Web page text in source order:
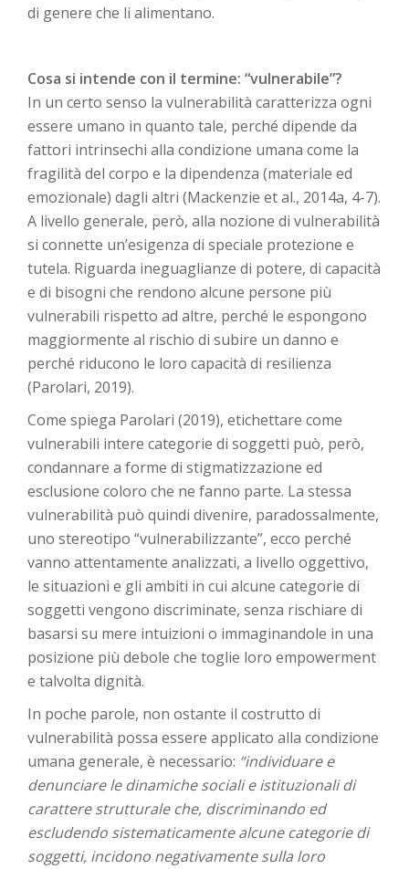
di genere che li alimentano.
Cosa si intende con il termine: “vulnerabile”?
In un certo senso la vulnerabilità caratterizza ogni
essere umano in quanto tale, perché dipende da
fattori intrinsechi alla condizione umana come la
fragilità del corpo e la dipendenza (materiale ed
emozionale) dagli altri (Mackenzie et al., 2014a, 4-7).
A livello generale, però, alla nozione di vulnerabilità
si connette un’esigenza di speciale protezione e
tutela. Riguarda ineguaglianze di potere, di capacità
e di bisogni che rendono alcune persone più
vulnerabili rispetto ad altre, perché le espongono
maggiormente al rischio di subire un danno e
perché riducono le loro capacità di resilienza
(Parolari, 2019).
Come spiega Parolari (2019), etichettare come
vulnerabili intere categorie di soggetti può, però,
condannare a forme di stigmatizzazione ed
esclusione coloro che ne fanno parte. La stessa
vulnerabilità può quindi divenire, paradossalmente,
uno stereotipo “vulnerabilizzante”, ecco perché
vanno attentamente analizzati, a livello oggettivo,
le situazioni e gli ambiti in cui alcune categorie di
soggetti vengono discriminate, senza rischiare di
basarsi su mere intuizioni o immaginandole in una
posizione più debole che toglie loro empowerment
e talvolta dignità.
In poche parole, non ostante il costrutto di
vulnerabilità possa essere applicato alla condizione
umana generale, è necessario: “individuare e
denunciare le dinamiche sociali e istituzionali di
carattere strutturale che, discriminando ed
escludendo sistematicamente alcune categorie di
soggetti, incidono negativamente sulla loro